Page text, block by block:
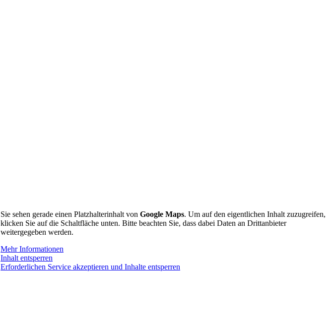
Sie sehen gerade einen Platzhalterinhalt von Google Maps. Um auf den eigentlichen Inhalt zuzugreifen,
klicken Sie auf die Schaltfläche unten. Bitte beachten Sie, dass dabei Daten an Drittanbieter
weitergegeben werden.
Mehr Informationen
Inhalt entsperren
Erforderlichen Service akzeptieren und Inhalte entsperren